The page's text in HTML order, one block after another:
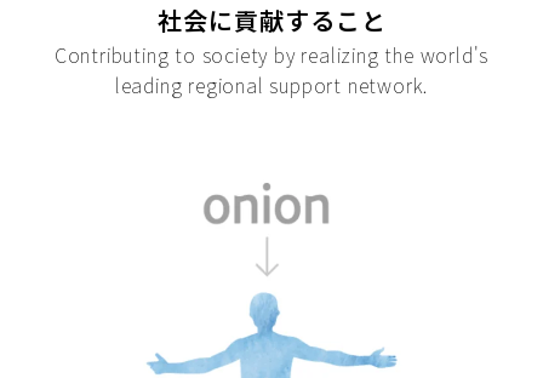
社会に貢献すること
Contributing to society by realizing the world's
leading regional support network.